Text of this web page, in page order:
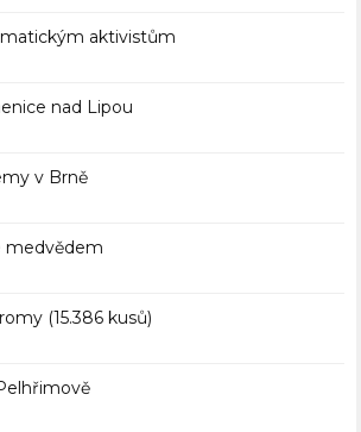
aktivistům
nad Lipou
v Brně
medvědem
(15.386 kusů)